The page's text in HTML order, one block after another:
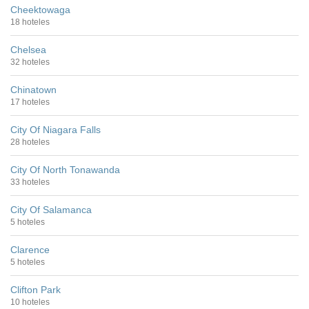
Cheektowaga
18 hoteles
Chelsea
32 hoteles
Chinatown
17 hoteles
City Of Niagara Falls
28 hoteles
City Of North Tonawanda
33 hoteles
City Of Salamanca
5 hoteles
Clarence
5 hoteles
Clifton Park
10 hoteles